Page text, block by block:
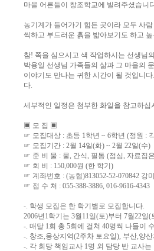
마을 어른들이 창조학교에 빌려주셨습니
농기계가 들어가기 힘든 곳이라 모두 사
씩하고 부드러운 흙을 밟아보기도 하고
참! 쪽을 심으시고 색 작업하시는 선생님
박용일 선생님 가족들의 삶과 그 마을의
이야기도 만나는 귀한 시간이 될 것입니
다.
세부적인 일정은 첨부한 화일을 참고하십
▣ 모 집 ▣
☞ 모집대상 : 초등 1학년 ~ 6학년 (정원 :
☞ 모집기간 : 2월 14일(화) ~ 2월 22일(수)
☞ 준 비 물 : 물, 간식, 필통 (점심, 자료집
☞ 회 비 : 150,000원 (한 학기)
☞ 계좌번호 : (농협)813052-52-070842 강
☞ 접 수 처 : 055-388-3886, 016-9616-4343
-. 학생 모집은 한 학기별로 모집합니다.
2006년1학기는 3월11일(토)부터 7월22일
-. 매달 1회 총 5회에 걸쳐 40명씩 나들이
-. 창조,웅상지역(2주차 토요일), 부산,양
-. 각 회당 책임교사 1명 외 담당 반 교사